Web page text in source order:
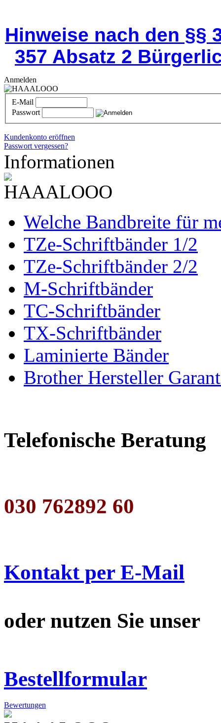
Hinweise nach den §§
357 Absatz 2
Anmelden
E-Mail
Passwort
Kundenkonto eröffnen
Passwort vergessen?
Informationen
Welche Bandbreite für
TZe-Schriftbänder 1/2
TZe-Schriftbänder 2/2
M-Schriftbänder
TC-Schriftbänder
TX-Schriftbänder
Laminierte Bänder
Brother Hersteller
Telefonische Beratung
030 762892 60
Kontakt per E-Mail
oder nutzen Sie unser
Bestellformular
Bewertungen